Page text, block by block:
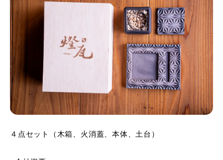
４点セット（木箱、火消蓋、本体、土台）